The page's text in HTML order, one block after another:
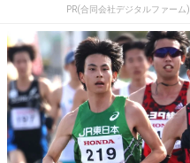
PR(合同会社デジタルファーム)